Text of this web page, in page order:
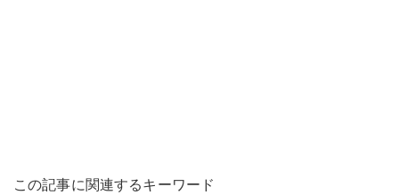
この記事に関連するキーワード